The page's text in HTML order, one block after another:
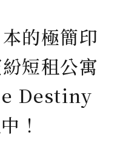
的極簡印
短租公寓
Destiny
！